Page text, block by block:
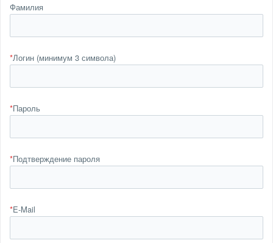
Фамилия
*Логин (минимум 3 символа)
*Пароль
*Подтверждение пароля
*E-Mail